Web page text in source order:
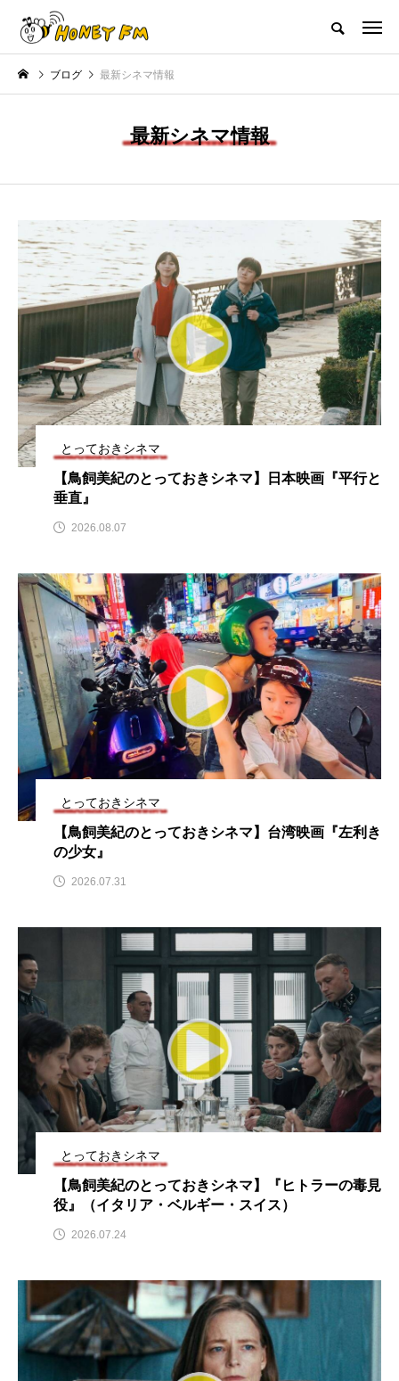
ハニーエフエム｜地域・人にフォーカスし発信するウェブラジオ局
HOME ハニーFMの紹介
NEW POST
最終回【JAZZ Bar cozy】3月7
日（木）今回はビル・エヴァン
ス リバーサイド4部作を特集し
ました！
2024.03.07
【マイスイートガーデン】7月
日（火）配信 庭づくりは曲線
意識しています 三田グリーン
ットの山本さん
2026.07.14
TAG LIST
1975年のケルン・コンサート 1学期 1年生
2024年度 2025年 2025年度 2026
2026年 2026年度 20周年 2学期
3年生 4年生 6年生 6月号 77
7月 accototo BAD GENIUS BL出版
DEPARTURES
IT’S OKAY！ J-POP
KADOKAWA KDDI
LATE SHIFT Let's 追求 The 牛肉
lets追求the牛肉 LOST LAND
MOCOコレクション オムニバス
Playground/校庭
ROKKO森の音ミュージアム Rooting Aroma
SANDA ORGANIC VILLAGE MEETINGのつながるラジオ
SDGs・タイプスマート農業推進プロジェクト関西学院
AgriNOVA
ブログ 最新シネマ情報
最新シネマ情報
とっておきシネマ
【鳥飼美紀のとっておきシネマ】日本映画『平行と
垂直』
2026.08.07
とっておきシネマ
【鳥飼美紀のとっておきシネマ】台湾映画『左利き
の少女』
2026.07.31
とっておきシネマ
【鳥飼美紀のとっておきシネマ】『ヒトラーの毒見
役』（イタリア・ベルギー・スイス）
2026.07.24